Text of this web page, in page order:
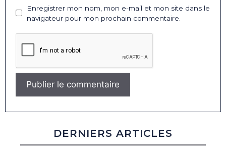
Enregistrer mon nom, mon e-mail et mon site dans le
navigateur pour mon prochain commentaire.
DERNIERS ARTICLES